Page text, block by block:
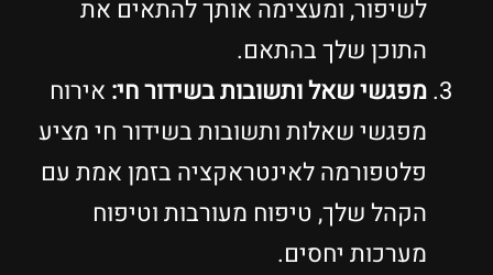
לשיפור, ומעצימה אותך להתאים את
התוכן שלך בהתאם.
מפגשי שאל ותשובות בשידור חי: אירוח
מפגשי שאלות ותשובות בשידור חי מציע
פלטפורמה לאינטראקציה בזמן אמת עם
הקהל שלך, טיפוח מעורבות וטיפוח
מערכות יחסים.